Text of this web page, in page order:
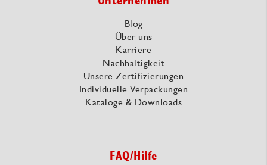
Blog
Über uns
Karriere
Nachhaltigkeit
Unsere Zertifizierungen
Individuelle Verpackungen
Kataloge & Downloads
FAQ/Hilfe